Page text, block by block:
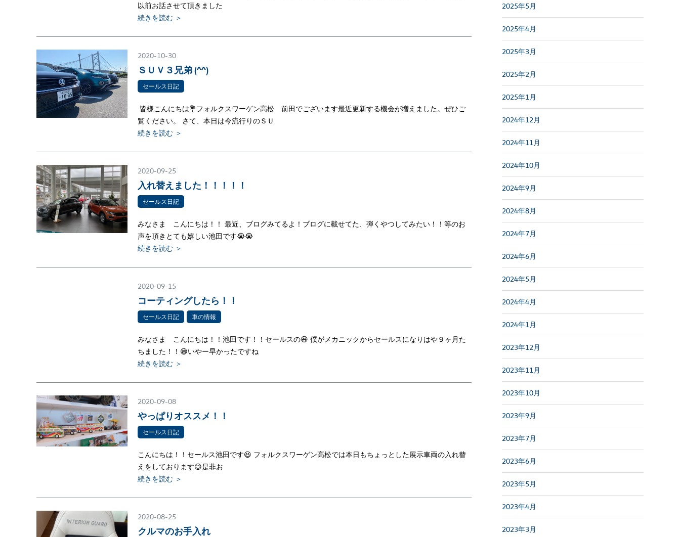
以前お話させて頂きました
続きを読む ＞
2020-10-30
ＳＵＶ３兄弟 (^^)
セールス日記
皆様こんにちは💐フォルクスワーゲン高松 前田でございます最近更新する機会が増えました。ぜひご
覧ください。 さて、本日は今流行りのＳＵ
続きを読む ＞
2020-09-25
入れ替えました！！！！！
セールス日記
みなさま こんにちは！！ 最近、ブログみてるよ！ブログに載せてた、弾くやつしてみたい！！等のお
声を頂きとても嬉しい池田です😭😭
続きを読む ＞
2020-09-15
コーティングしたら！！
セールス日記 車の情報
みなさま こんにちは！！池田です！！セールスの😆 僕がメカニックからセールスになりはや９ヶ月た
ちました！！😁いやー早かったですね
続きを読む ＞
2020-09-08
やっぱりオススメ！！
セールス日記
こんにちは！！セールス池田です😆 フォルクスワーゲン高松では本日もちょっとした展示車両の入れ替
えをしております😉是非お
続きを読む ＞
2020-08-25
クルマのお手入れ
2025年5月
2025年4月
2025年3月
2025年2月
2025年1月
2024年12月
2024年11月
2024年10月
2024年9月
2024年8月
2024年7月
2024年6月
2024年5月
2024年4月
2024年1月
2023年12月
2023年11月
2023年10月
2023年9月
2023年7月
2023年6月
2023年5月
2023年4月
2023年3月